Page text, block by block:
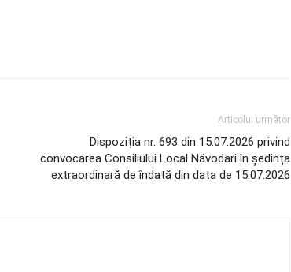
Articolul următor
Dispoziția nr. 693 din 15.07.2026 privind
convocarea Consiliului Local Năvodari în ședința
extraordinară de îndată din data de 15.07.2026